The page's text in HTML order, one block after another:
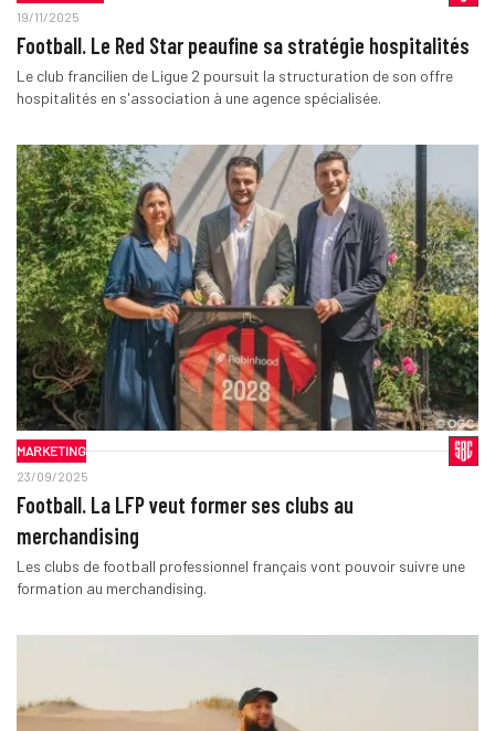
19/11/2025
Football. Le Red Star peaufine sa stratégie hospitalités
Le club francilien de Ligue 2 poursuit la structuration de son offre
hospitalités en s'association à une agence spécialisée.
MARKETING
23/09/2025
Football. La LFP veut former ses clubs au
merchandising
Les clubs de football professionnel français vont pouvoir suivre une
formation au merchandising.